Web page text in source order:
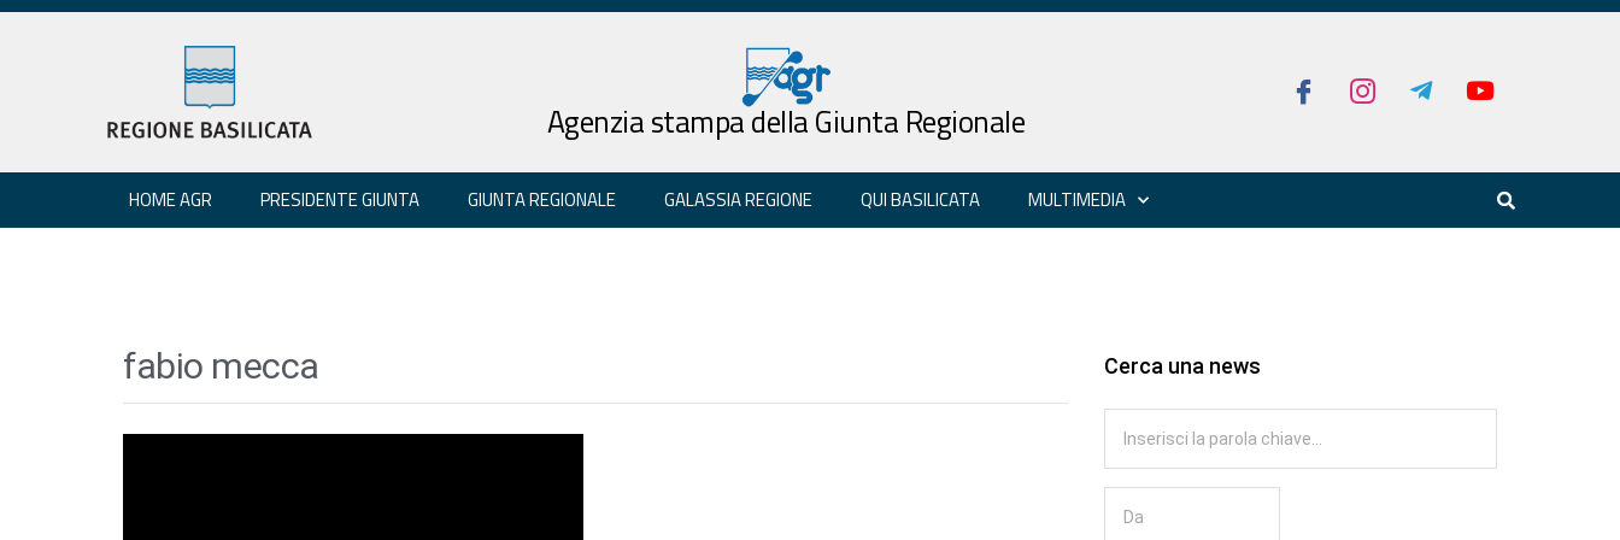
Agenzia stampa della Giunta Regionale
HOME AGR PRESIDENTE GIUNTA GIUNTA REGIONALE GALASSIA REGIONE QUI BASILICATA MULTIMEDIA
fabio mecca Cerca una news